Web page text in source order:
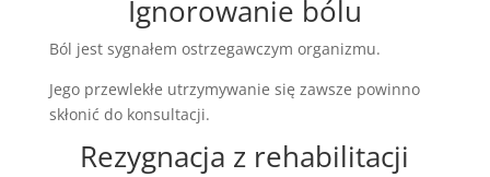
Ignorowanie bólu
Ból jest sygnałem ostrzegawczym organizmu.
Jego przewlekłe utrzymywanie się zawsze powinno
skłonić do konsultacji.
Rezygnacja z rehabilitacji